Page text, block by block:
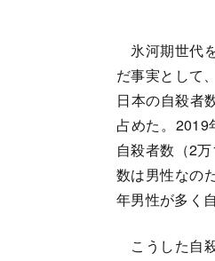
氷河期世代
だ事実として
日本の自殺者
占めた。2019
自殺者数（2
数は男性なの
年男性が多く
こうした自